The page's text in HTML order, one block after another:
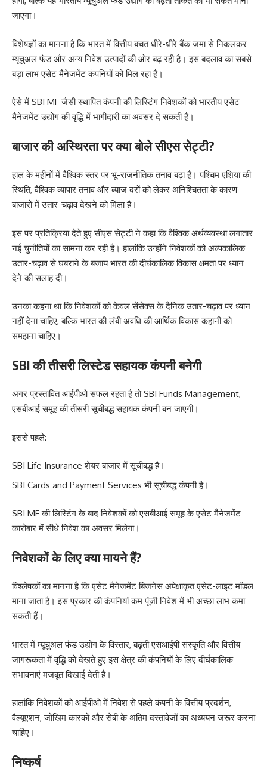
जाएगा।
विशेषज्ञों का मानना है कि भारत में वित्तीय बचत धीरे-धीरे बैंक जमा से निकलकर
म्यूचुअल फंड और अन्य निवेश उत्पादों की ओर बढ़ रही है। इस बदलाव का सबसे
बड़ा लाभ एसेट मैनेजमेंट कंपनियों को मिल रहा है।
ऐसे में SBI MF जैसी स्थापित कंपनी की लिस्टिंग निवेशकों को भारतीय एसेट
मैनेजमेंट उद्योग की वृद्धि में भागीदारी का अवसर दे सकती है।
बाजार की अस्थिरता पर क्या बोले सीएस सेट्टी?
हाल के महीनों में वैश्विक स्तर पर भू-राजनीतिक तनाव बढ़ा है। पश्चिम एशिया की
स्थिति, वैश्विक व्यापार तनाव और ब्याज दरों को लेकर अनिश्चितता के कारण
बाजारों में उतार-चढ़ाव देखने को मिला है।
इस पर प्रतिक्रिया देते हुए सीएस सेट्टी ने कहा कि वैश्विक अर्थव्यवस्था लगातार
नई चुनौतियों का सामना कर रही है। हालांकि उन्होंने निवेशकों को अल्पकालिक
उतार-चढ़ाव से घबराने के बजाय भारत की दीर्घकालिक विकास क्षमता पर ध्यान
देने की सलाह दी।
उनका कहना था कि निवेशकों को केवल सेंसेक्स के दैनिक उतार-चढ़ाव पर ध्यान
नहीं देना चाहिए, बल्कि भारत की लंबी अवधि की आर्थिक विकास कहानी को
समझना चाहिए।
SBI की तीसरी लिस्टेड सहायक कंपनी बनेगी
अगर प्रस्तावित आईपीओ सफल रहता है तो SBI Funds Management,
एसबीआई समूह की तीसरी सूचीबद्ध सहायक कंपनी बन जाएगी।
इससे पहले:
SBI Life Insurance शेयर बाजार में सूचीबद्ध है।
SBI Cards and Payment Services भी सूचीबद्ध कंपनी है।
SBI MF की लिस्टिंग के बाद निवेशकों को एसबीआई समूह के एसेट मैनेजमेंट
कारोबार में सीधे निवेश का अवसर मिलेगा।
निवेशकों के लिए क्या मायने हैं?
विश्लेषकों का मानना है कि एसेट मैनेजमेंट बिजनेस अपेक्षाकृत एसेट-लाइट मॉडल
माना जाता है। इस प्रकार की कंपनियां कम पूंजी निवेश में भी अच्छा लाभ कमा
सकती हैं।
भारत में म्यूचुअल फंड उद्योग के विस्तार, बढ़ती एसआईपी संस्कृति और वित्तीय
जागरूकता में वृद्धि को देखते हुए इस क्षेत्र की कंपनियों के लिए दीर्घकालिक
संभावनाएं मजबूत दिखाई देती हैं।
हालांकि निवेशकों को आईपीओ में निवेश से पहले कंपनी के वित्तीय प्रदर्शन,
वैल्यूएशन, जोखिम कारकों और सेबी के अंतिम दस्तावेजों का अध्ययन जरूर करना
चाहिए।
निष्कर्ष